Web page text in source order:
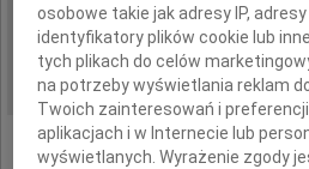
REGION: Łódź
DATA EMISJI: 11.07.2025
osobowe takie jak adresy IP,
identyfikatory plików cookie lub
tych plikach do celów
na potrzeby wyświetlania reklam
Twoich zainteresowań i
aplikacjach i w Internecie lub
wyświetlanych. Wyrażenie zgody